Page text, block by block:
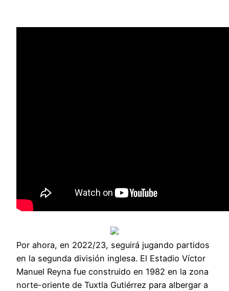
Por ahora, en 2022/23, seguirá jugando partidos
en la segunda división inglesa. El Estadio Víctor
Manuel Reyna fue construido en 1982 en la zona
norte-oriente de Tuxtla Gutiérrez para albergar a